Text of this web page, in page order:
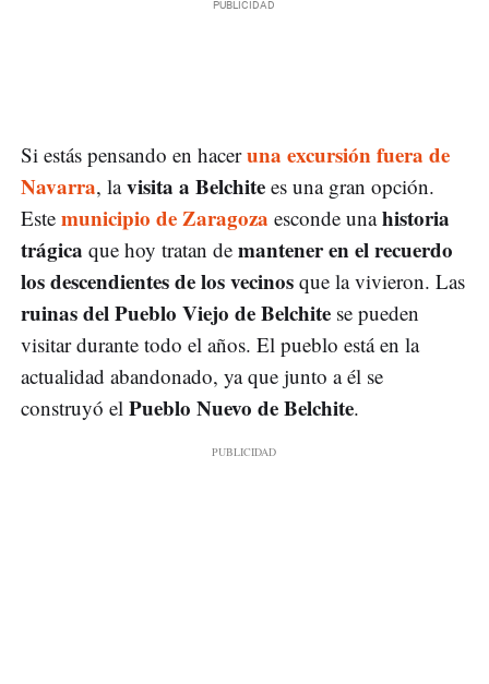
Si estás pensando en haceruna excursión fuera de
Navarra, lavisita a Belchite es una gran opción.
Este municipio de Zaragoza esconde unahistoria
trágica que hoy tratan de mantener en el recuerdo
los descendientes de los vecinos que la vivieron. Las
ruinas del Pueblo Viejo de Belchite se pueden
visitar durante todo el años. El pueblo está en la
actualidad abandonado, ya que junto a él se
construyó el Pueblo Nuevo de Belchite.